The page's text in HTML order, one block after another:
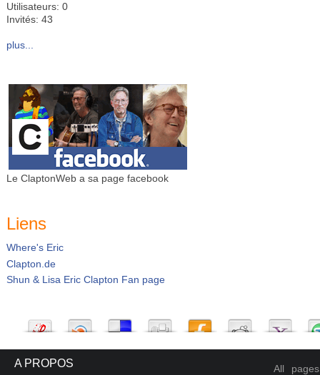
Utilisateurs: 0
Invités: 43
plus...
Le ClaptonWeb a sa page facebook
Liens
Where's Eric
Clapton.de
Shun & Lisa Eric Clapton Fan page
A PROPOS
All